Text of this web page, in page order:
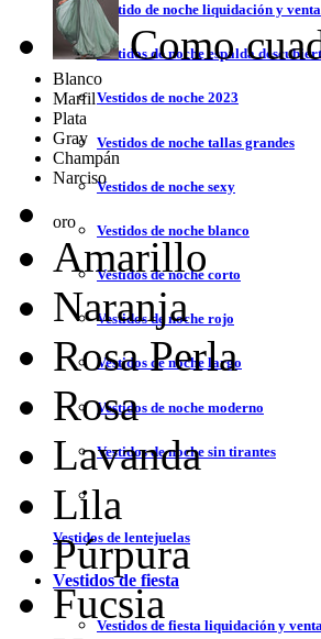
Vestido de noche liquidación y venta
Vestidos de noche espalda
Vestidos de noche 2023
Vestidos de noche tallas grandes
Vestidos de noche sexy
Vestidos de noche blanco
Vestidos de noche corto
Vestidos de noche rojo
Vestidos de noche largo
Vestidos de noche moderno
Vestidos de noche sin tirantes
Vestidos de lentejuelas
Vestidos de fiesta
Vestidos de fiesta liquidación y
Como
Blanco
Marfil
Plata
Gray
Champán
Narciso
oro
Amarillo
Naranja
Rosa Perla
Rosa
Lavanda
Lila
Púrpura
Fucsia